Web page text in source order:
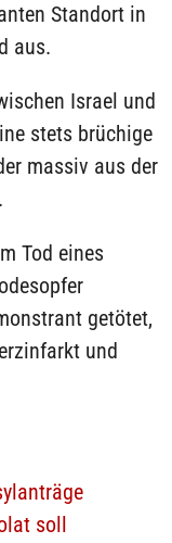
Standort in
aus.
Israel und
stets brüchige
massiv aus der
Tod eines
getötet,
und
soll